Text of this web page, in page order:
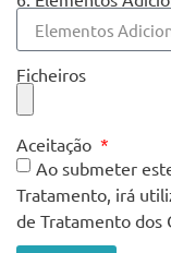
Ficheiros
Aceitação
Ao submeter
Tratamento, irá
de Tratamento dos